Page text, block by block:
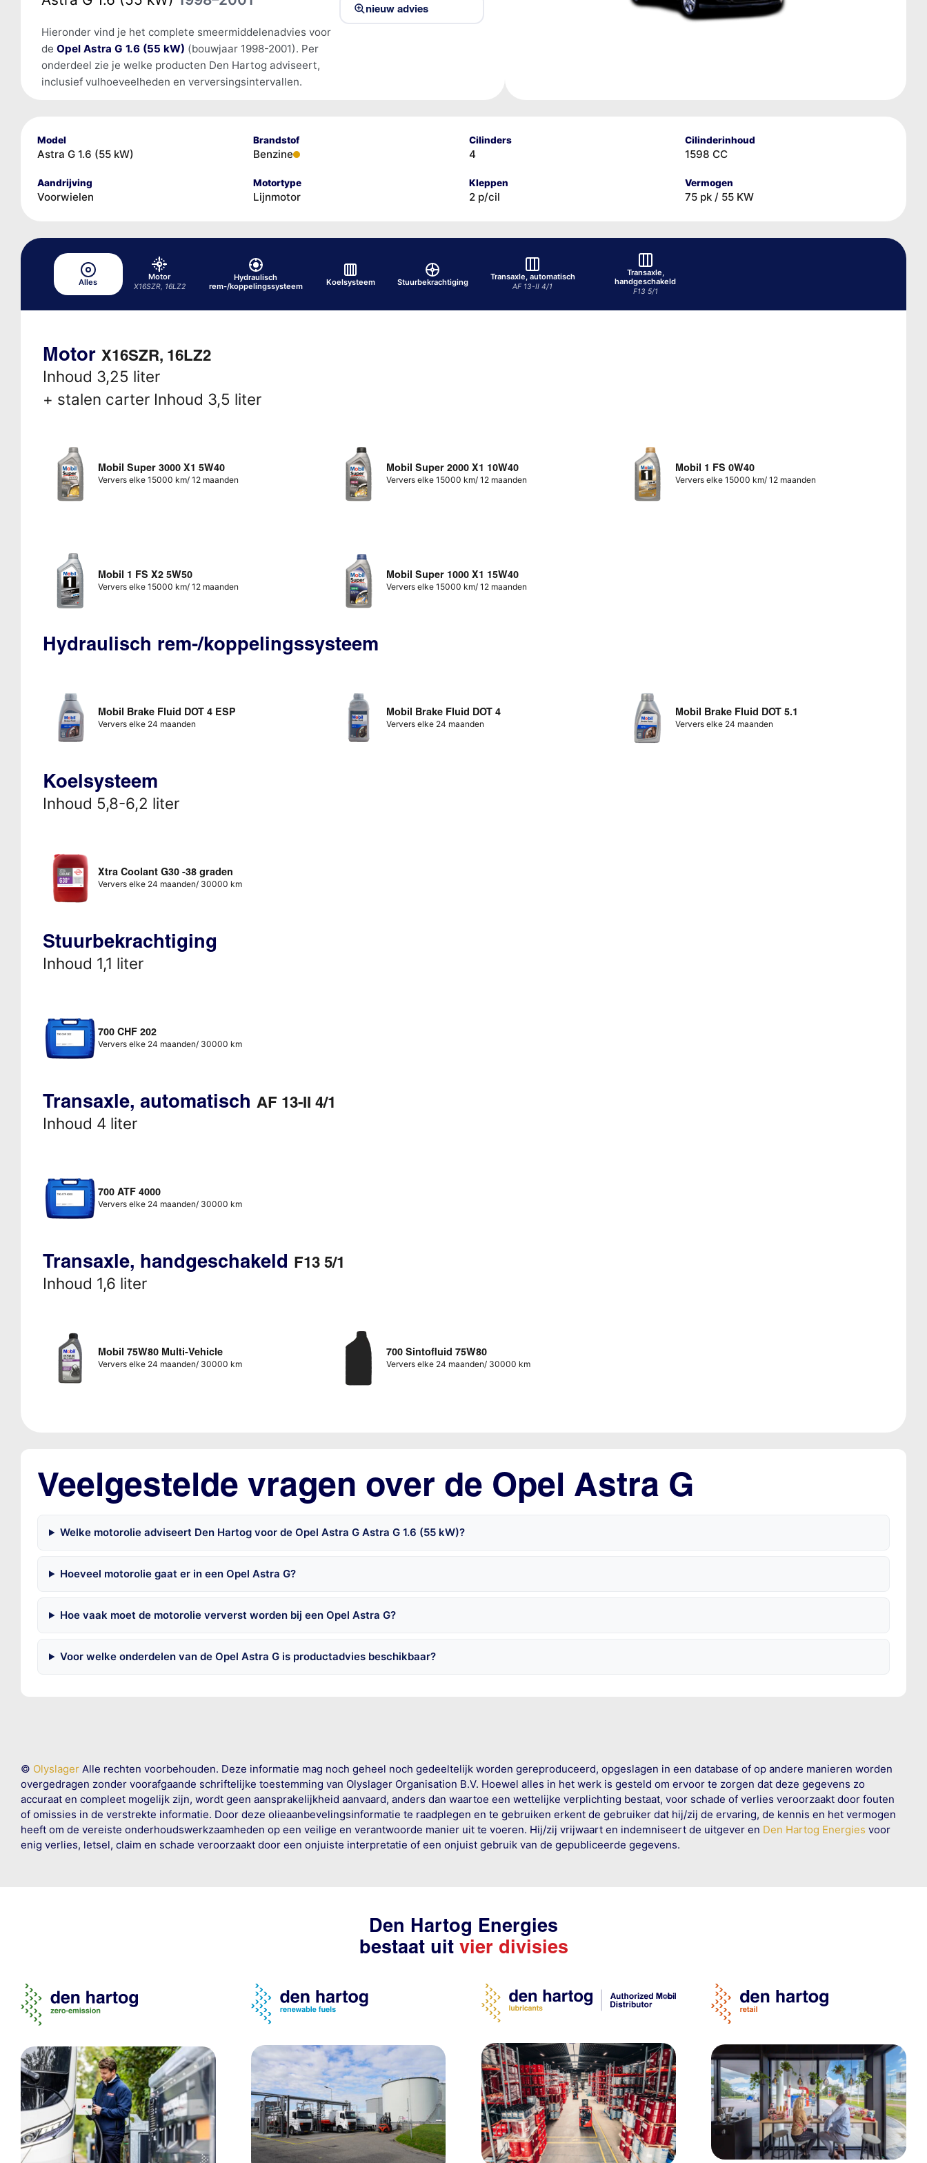
Hieronder vind je het complete smeermiddelenadvies voor
de Opel Astra G 1.6 (55 kW) (bouwjaar 1998-2001). Per
onderdeel zie je welke producten Den Hartog adviseert,
inclusief vulhoeveelheden en verversingsintervallen.
nieuw advies
Model
Astra G 1.6 (55 kW)
Brandstof
Benzine
Cilinders
4
Cilinderinhoud
1598 CC
Aandrijving
Voorwielen
Motortype
Lijnmotor
Kleppen
2 p/cil
Vermogen
75 pk / 55 KW
Alles
Motor
X16SZR, 16LZ2
Hydraulisch
rem-/koppelingssysteem
Koelsysteem Stuurbekrachtiging
Transaxle, automatisch
AF 13-II 4/1
Transaxle,
handgeschakeld
F13 5/1
Motor X16SZR, 16LZ2
Inhoud 3,25 liter
+ stalen carter Inhoud 3,5 liter
Mobil Super 3000 X1 5W40
Ververs elke 15000 km/ 12 maanden
Mobil Super 2000 X1 10W40
Ververs elke 15000 km/ 12 maanden
Mobil 1 FS 0W40
Ververs elke 15000 km/ 12 maanden
Mobil 1 FS X2 5W50
Ververs elke 15000 km/ 12 maanden
Mobil Super 1000 X1 15W40
Ververs elke 15000 km/ 12 maanden
Hydraulisch rem-/koppelingssysteem
Mobil Brake Fluid DOT 4 ESP
Ververs elke 24 maanden
Mobil Brake Fluid DOT 4
Ververs elke 24 maanden
Mobil Brake Fluid DOT 5.1
Ververs elke 24 maanden
Koelsysteem
Inhoud 5,8-6,2 liter
Xtra Coolant G30 -38 graden
Ververs elke 24 maanden/ 30000 km
Stuurbekrachtiging
Inhoud 1,1 liter
700 CHF 202
Ververs elke 24 maanden/ 30000 km
Transaxle, automatisch AF 13-II 4/1
Inhoud 4 liter
700 ATF 4000
Ververs elke 24 maanden/ 30000 km
Transaxle, handgeschakeld F13 5/1
Inhoud 1,6 liter
Mobil 75W80 Multi-Vehicle
Ververs elke 24 maanden/ 30000 km
700 Sintofluid 75W80
Ververs elke 24 maanden/ 30000 km
Veelgestelde vragen over de Opel Astra G
Welke motorolie adviseert Den Hartog voor de Opel Astra G Astra G 1.6 (55 kW)?
Hoeveel motorolie gaat er in een Opel Astra G?
Hoe vaak moet de motorolie ververst worden bij een Opel Astra G?
Voor welke onderdelen van de Opel Astra G is productadvies beschikbaar?
© OlyslagerAlle rechten voorbehouden. Deze informatie mag noch geheel noch gedeeltelijk worden gereproduceerd, opgeslagen in een database of op andere manieren worden
overgedragen zonder voorafgaande schriftelijke toestemming van Olyslager Organisation B.V. Hoewel alles in het werk is gesteld om ervoor te zorgen dat deze gegevens zo
accuraat en compleet mogelijk zijn, wordt geen aansprakelijkheid aanvaard, anders dan waartoe een wettelijke verplichting bestaat, voor schade of verlies veroorzaakt door fouten
of omissies in de verstrekte informatie. Door deze olieaanbevelingsinformatie te raadplegen en te gebruiken erkent de gebruiker dat hij/zij de ervaring, de kennis en het vermogen
heeft om de vereiste onderhoudswerkzaamheden op een veilige en verantwoorde manier uit te voeren. Hij/zij vrijwaart en indemniseert de uitgever en Den Hartog Energies voor
enig verlies, letsel, claim en schade veroorzaakt door een onjuiste interpretatie of een onjuist gebruik van de gepubliceerde gegevens.
Den Hartog Energies
bestaat uit vier divisies